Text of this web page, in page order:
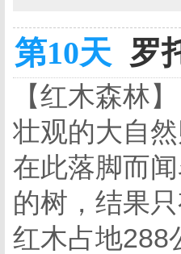
第10天 罗
【红木森林
壮观的大自
在此落脚而
的树，结果
红木占地288